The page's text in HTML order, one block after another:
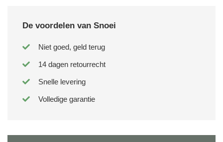
De voordelen van Snoei
Niet goed, geld terug
14 dagen retourrecht
Snelle levering
Volledige garantie